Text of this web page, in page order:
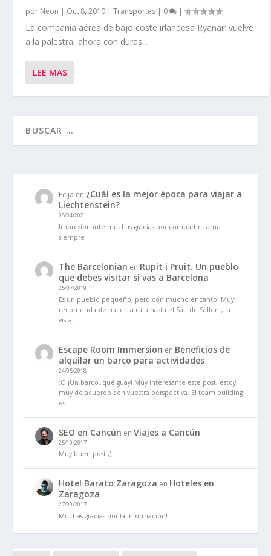
por Neon | Oct 8, 2010 |Transportes | 0 |
La compañía aérea de bajo coste irlandesa Ryanair vuelve
a la palestra, ahora con duras...
LEE MAS
Ecija en ¿Cuál es la mejor época para viajar a
Liechtenstein?
08/04/2021
Impresionante muchas gracias por compartir como
siempre
The Barcelonian en Rupit i Pruit. Un pueblo
que debes visitar si vas a Barcelona
25/07/2019
Es un pueblo pequeño, pero con mucho encanto. Muy
recomendable hacer la ruta hasta el Salt de Sallent, la
vista…
Escape Room Immersion en Beneficios de
alquilar un barco para actividades
24/05/2018
:O ¡Un barco, qué guay! Muy interesante este post, estoy
muy de acuerdo con vuestra perspectiva. El team building
es…
SEO en Cancún enViajes a Cancún
25/10/2017
Muy buen post ;)
Hotel Barato Zaragoza en Hoteles en
Zaragoza
27/09/2017
Muchas gracias por la información!